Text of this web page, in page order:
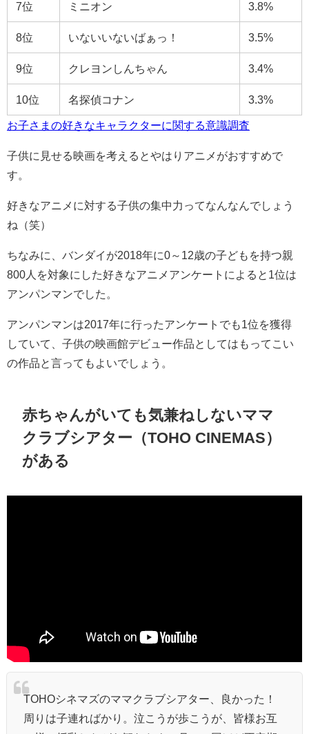
7位 ミニオン 3.8%
8位 いないいないばぁっ！ 3.5%
9位 クレヨンしんちゃん 3.4%
10位 名探偵コナン 3.3%
お子さまの好きなキャラクターに関する意識調査
子供に見せる映画を考えるとやはりアニメがおすすめで
す。
好きなアニメに対する子供の集中力ってなんなんでしょう
ね（笑）
ちなみに、バンダイが2018年に0～12歳の子どもを持つ親
800人を対象にした好きなアニメアンケートによると1位は
アンパンマンでした。
アンパンマンは2017年に行ったアンケートでも1位を獲得
していて、子供の映画館デビュー作品としてはもってこい
の作品と言ってもよいでしょう。
赤ちゃんがいても気兼ねしないママ
クラブシアター（TOHO CINEMAS）
がある
TOHOシネマズのママクラブシアター、良かった！
周りは子連ればかり。泣こうが歩こうが、皆様お互